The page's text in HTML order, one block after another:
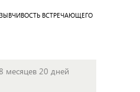
ВСТРЕЧАЮЩЕГО
месяцев 20 дней